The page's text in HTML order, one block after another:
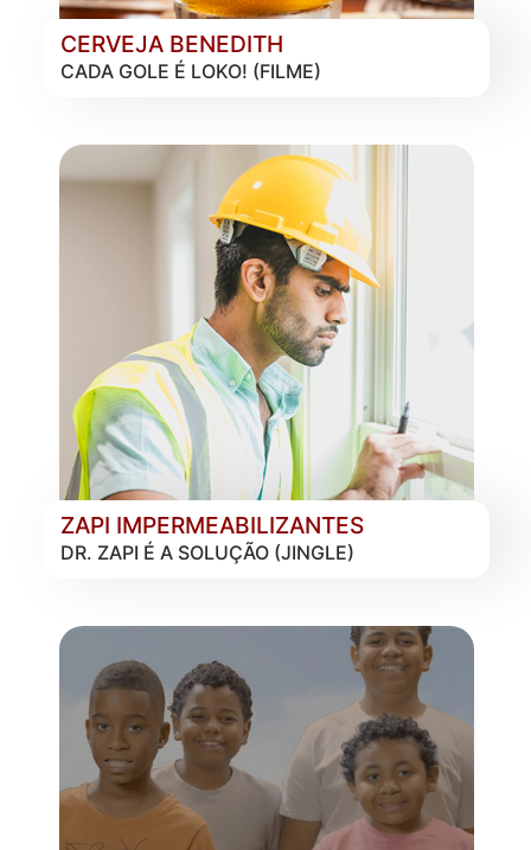
CERVEJA BENEDITH
CADA GOLE É LOKO! (FILME)
ZAPI IMPERMEABILIZANTES
DR. ZAPI É A SOLUÇÃO (JINGLE)